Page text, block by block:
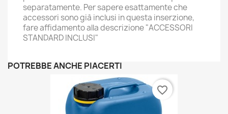
separatamente. Per sapere esattamente che
accessori sono già inclusi in questa inserzione,
fare affidamento alla descrizione "ACCESSORI
STANDARD INCLUSI"
POTREBBE ANCHE PIACERTI
favorite_border